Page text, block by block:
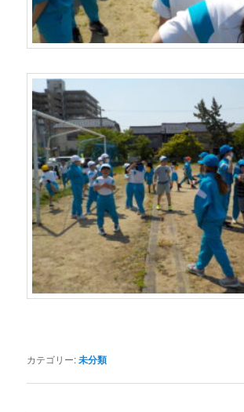
カテゴリー:未分類